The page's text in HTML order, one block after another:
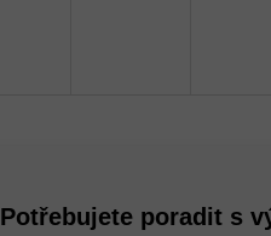
Potřebujete poradit s